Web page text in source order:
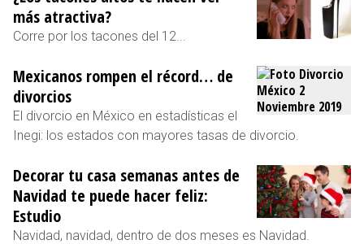
más atractiva?
Corre por los tacones del 12...
Mexicanos rompen el récord… de
divorcios
El divorcio en México en estadísticas el
Inegi: los estados con mayores tasas de divorcio.
Decorar tu casa semanas antes de
Navidad te puede hacer feliz:
Estudio
Navidad, navidad, dentro de dos meses es Navidad.